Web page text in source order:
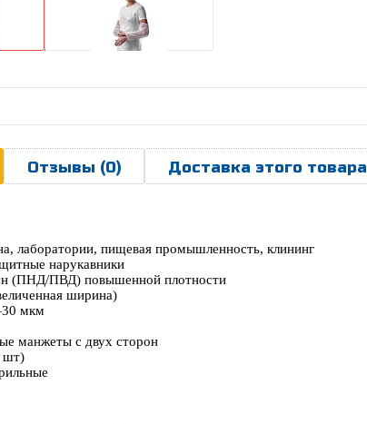
Отзывы (0) Доставка этого товара
лаборатории, пищевая промышленность, клининг
нарукавники
(ПНД/ПВД) повышенной плотности
ширина)
мкм
манжеты с двух сторон
шт)